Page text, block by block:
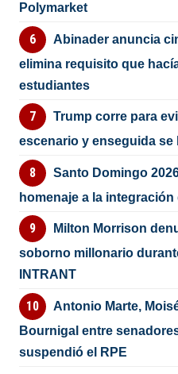
Polymarket
Abinader anuncia
elimina requisito que
estudiantes
Trump corre para
escenario y enseguida se
Santo Domingo
homenaje a la
Milton Morrison
soborno millonario
INTRANT
Antonio Marte,
Bournigal entre
suspendió el RPE